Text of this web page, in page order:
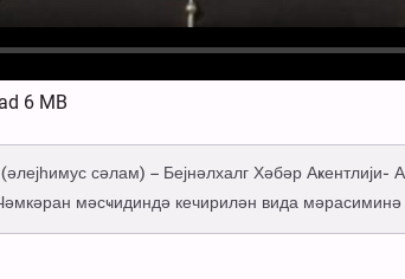
6 MB
сәлам) – Бејнәлхалг Хәбәр
мәсҹидиндә кечирилән вида